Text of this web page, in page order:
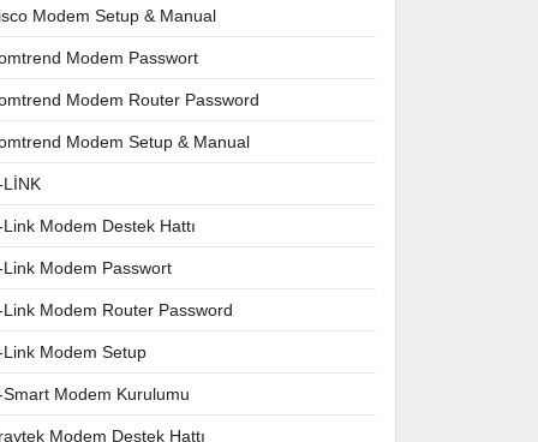
Modem Setup & Manual
Modem Passwort
Modem Router Password
Modem Setup & Manual
LİNK
Link Modem Destek Hattı
Link Modem Passwort
Link Modem Router Password
Link Modem Setup
Smart Modem Kurulumu
Modem Destek Hattı